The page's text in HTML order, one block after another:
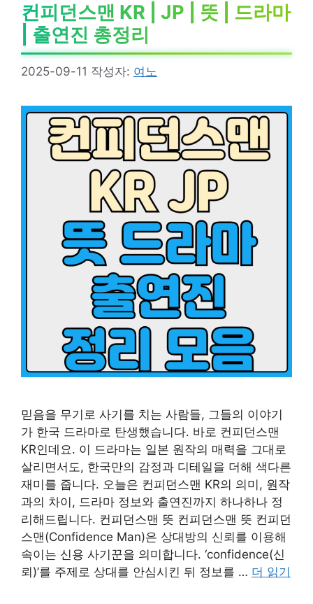
컨피던스맨 KR | JP | 뜻 | 드라마
| 출연진 총정리
2025-09-11 작성자: 여노
믿음을 무기로 사기를 치는 사람들, 그들의 이야기
가 한국 드라마로 탄생했습니다. 바로 컨피던스맨
KR인데요. 이 드라마는 일본 원작의 매력을 그대로
살리면서도, 한국만의 감정과 디테일을 더해 색다른
재미를 줍니다. 오늘은 컨피던스맨 KR의 의미, 원작
과의 차이, 드라마 정보와 출연진까지 하나하나 정
리해드립니다. 컨피던스맨 뜻 컨피던스맨 뜻 컨피던
스맨(Confidence Man)은 상대방의 신뢰를 이용해
속이는 신용 사기꾼을 의미합니다. ‘confidence(신
뢰)’를 주제로 상대를 안심시킨 뒤 정보를 … 더 읽기